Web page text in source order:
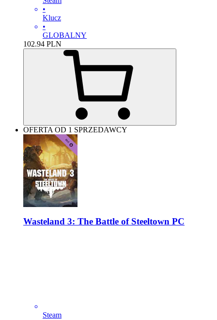
•
Klucz
•
GLOBALNY
102.94 PLN
OFERTA OD 1 SPRZEDAWCY
Wasteland 3: The Battle of Steeltown PC
Steam